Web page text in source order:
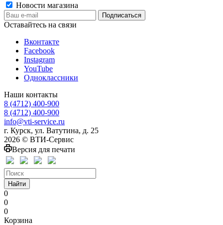
Новости магазина
Оставайтесь на связи
Вконтакте
Facebook
Instagram
YouTube
Одноклассники
Наши контакты
8 (4712) 400-900
8 (4712) 400-900
info@vti-service.ru
г. Курск, ул. Ватутина, д. 25
2026 © ВТИ-Сервис
Версия для печати
Найти
0
0
0
Корзина